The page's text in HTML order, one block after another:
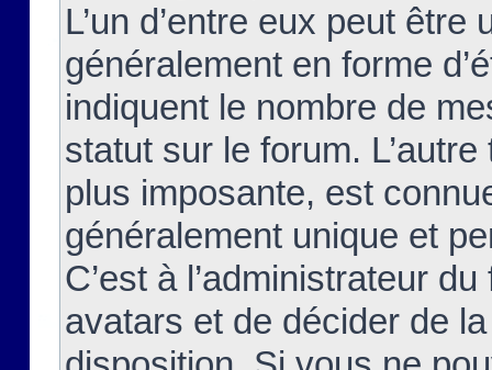
L’un d’entre eux peut
généralement en forme
indiquent le nombre de
statut sur le forum.
plus imposante, est
généralement unique et
C’est à l’administrateur
avatars et de décider de